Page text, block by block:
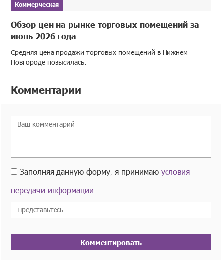
Коммерческая
Обзор цен на рынке торговых помещений за
июнь 2026 года
Средняя цена продажи торговых помещений в Нижнем
Новгороде повысилась.
Комментарии
Заполняя данную форму, я принимаюусловия
передачи информации
Комментировать